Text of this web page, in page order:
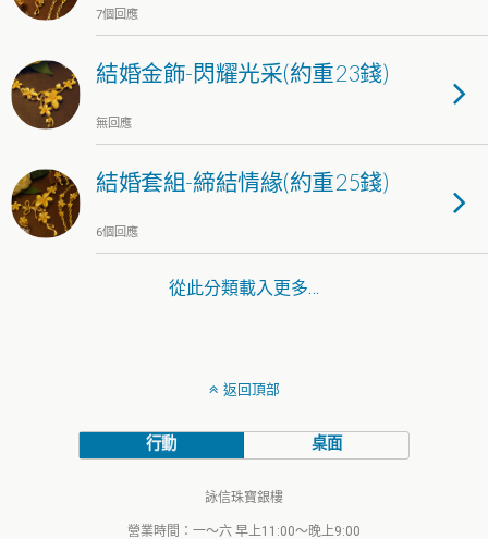
7個回應
結婚金飾-閃耀光采(約重23錢)
無回應
結婚套組-締結情緣(約重25錢)
6個回應
從此分類載入更多…
返回頂部
行動 桌面
詠信珠寶銀樓
營業時間：一～六 早上11:00～晚上9:00